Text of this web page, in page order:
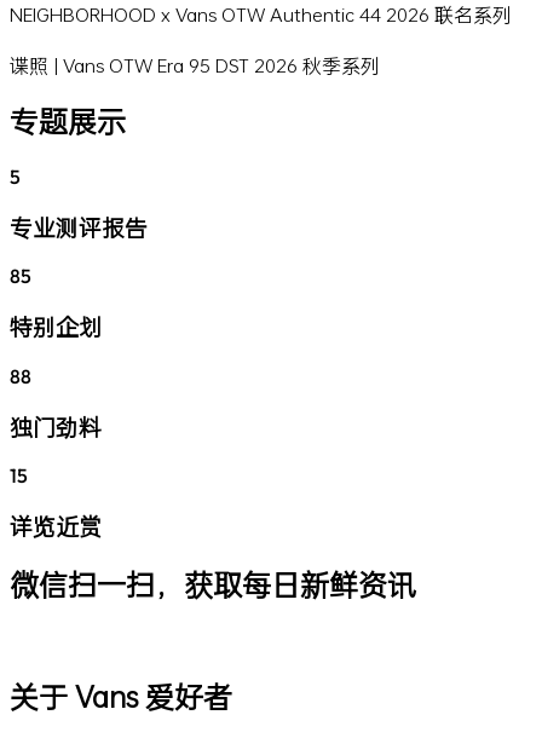
NEIGHBORHOOD x Vans OTW Authentic 44 2026 联名系列
谍照 | Vans OTW Era 95 DST 2026 秋季系列
专题展示
5
专业测评报告
85
特别企划
88
独门劲料
15
详览近赏
微信扫一扫，获取每日新鲜资讯
关于 Vans 爱好者